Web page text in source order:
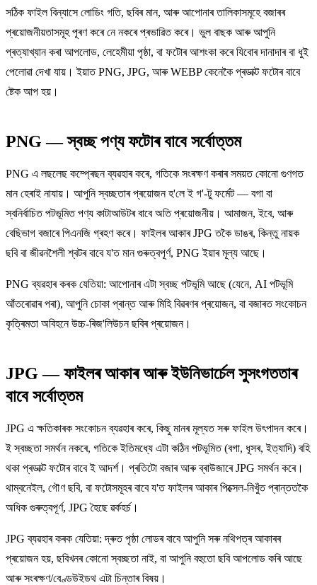
সঠিক ফাইল বিন্যাসে লোডিং গতি, ছবিৰ মান, আৰু আপোনাৰ তালিকাসমূহে বজাৰৰ
প্ৰয়োজনীয়তাসমূহ পূৰণ কৰে নে নকৰে প্ৰভাৱিত কৰে। ভুল বাছক আৰু আপুনি
প্ৰত্যাখ্যান কৰা আপলোড, লেহেমীয়া পৃষ্ঠা, বা ফটোৰ আশংকা কৰে যিবোৰ দানাদাৰ বা ধুই
পেলোৱা দেখা যায়। ইয়াত PNG, JPG, আৰু WEBP কেনেকৈ প্ৰডাক্ট ফটোৰ বাবে
ষ্টেক আপ হয়।
PNG — স্বচ্ছ পণ্য ফটোৰ বাবে সৰ্বোত্তম
PNG এ লছলেছ কম্প্ৰেছন ব্যৱহাৰ কৰে, গতিকে সংৰক্ষণ কৰাৰ সময়ত কোনো গুণগত
মান হেৰাই নাযায়। আপুনি স্বচ্ছতাৰ প্ৰয়োজন হ'লে ই গ'-টু ফৰ্মেট — বগা বা
স্বনিৰ্বাচিত পটভূমিত পণ্য কাটাআউটৰ বাবে অতি প্ৰয়োজনীয়। আমাজন, ইবে, আৰু
বেছিভাগ বজাৰে পিএনজি গ্ৰহণ কৰে। ফাইলৰ আকাৰ JPG তকৈ ডাঙৰ, কিন্তু নায়ক
ছবি বা জীৱনশৈলী শ্বটৰ বাবে য'ত মান গুৰুত্বপূৰ্ণ, PNG ইয়াৰ মূল্য আছে।
PNG ব্যৱহাৰ কৰক যেতিয়া: আপোনাৰ এটা স্বচ্ছ পটভূমি আছে (যেনে, AI পটভূমি
আঁতৰোৱাৰ পৰা), আপুনি চোকা প্ৰান্ত আৰু মিহি বিৱৰণৰ প্ৰয়োজন, বা বজাৰত সংকোচন
কৃত্ৰিমতা অবিহনে উচ্চ-ৰিজ'লিউচন ছবিৰ প্ৰয়োজন।
JPG — ফাইলৰ আকাৰ আৰু ইউনিভাৰ্চেল সুসংগততাৰ
বাবে সৰ্বোত্তম
JPG এ ক্ষতিকাৰক সংকোচন ব্যৱহাৰ কৰে, কিছু মানৰ মূল্যত সৰু ফাইল উৎপাদন কৰে।
ই স্বচ্ছতা সমৰ্থন নকৰে, গতিকে ইতিমধ্যে এটা কঠিন পটভূমিত (বগা, ধূসৰ, ইত্যাদি) বহি
থকা প্ৰডাক্ট ফটোৰ বাবে ই আদৰ্শ। প্ৰতিটো বজাৰ আৰু ব্ৰাউজাৰে JPG সমৰ্থন কৰে।
থাম্বনেইল, গৌণ ছবি, বা ফটোসমূহৰ বাবে য'ত ফাইলৰ আকাৰ পিক্সেল-নিখুঁত প্ৰান্ততকৈ
অধিক গুৰুত্বপূৰ্ণ, JPG হৈছে ৱৰ্কহৰ্চ।
JPG ব্যৱহাৰ কৰক যেতিয়া: দ্ৰুত পৃষ্ঠা লোডৰ বাবে আপুনি সৰু নথিপত্ৰ আকাৰৰ
প্ৰয়োজন হয়, ছবিখনৰ কোনো স্বচ্ছতা নাই, বা আপুনি বহুতো ছবি আপলোড কৰি আছে
আৰু সংৰক্ষণ/বেণ্ডউইডথ এটা চিন্তাৰ বিষয়।